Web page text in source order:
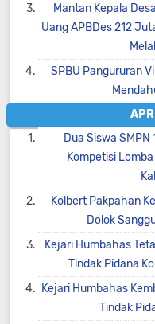
Mantan Kepala
Uang APBDes 212
SPBU Pangururan
Dua Siswa SMPN
Kompetisi
Kolbert Pakpahan
Dolok
Kejari Humbahas
Tindak Pidana
Kejari Humbahas
Tindak